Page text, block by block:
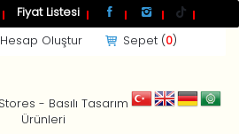
Fiyat Listesi
GİRİŞ
Hesap Oluştur Sepet (0)